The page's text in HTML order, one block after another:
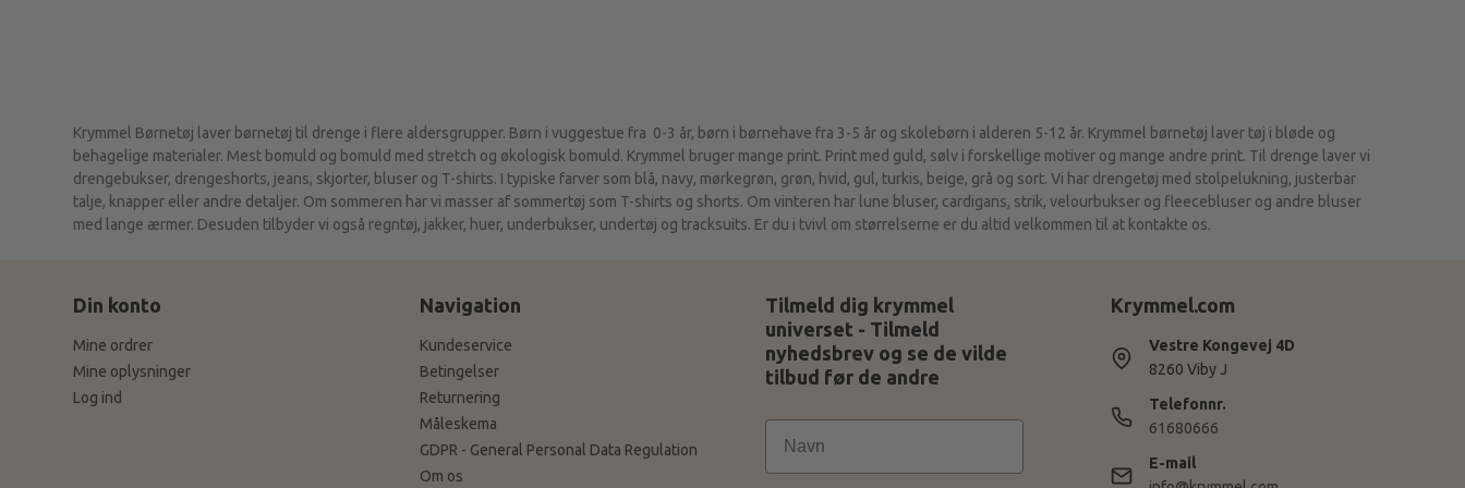
Krymmel Børnetøj laver børnetøj til drenge i flere aldersgrupper. Børn i vuggestue fra 0-3 år, børn i børnehave fra 3-5 år og skolebørn i alderen 5-12 år. Krymmel børnetøj laver tøj i bløde og
behagelige materialer. Mest bomuld og bomuld med stretch og økologisk bomuld. Krymmel bruger mange print. Print med guld, sølv i forskellige motiver og mange andre print. Til drenge laver vi
drengebukser, drengeshorts, jeans, skjorter, bluser og T-shirts. I typiske farver som blå, navy, mørkegrøn, grøn, hvid, gul, turkis, beige, grå og sort. Vi har drengetøj med stolpelukning, justerbar
talje, knapper eller andre detaljer. Om sommeren har vi masser af sommertøj som T-shirts og shorts. Om vinteren har lune bluser, cardigans, strik, velourbukser og fleecebluser og andre bluser
med lange ærmer. Desuden tilbyder vi også regntøj, jakker, huer, underbukser, undertøj og tracksuits. Er du i tvivl om størrelserne er du altid velkommen til at kontakte os.
Din konto
Mine ordrer
Mine oplysninger
Log ind
Navigation
Kundeservice
Betingelser
Returnering
Måleskema
GDPR - General Personal Data Regulation
Om os
Tilmeld dig krymmel
universet - Tilmeld
nyhedsbrev og se de vilde
tilbud før de andre
Krymmel.com
Vestre Kongevej 4D
8260 Viby J
Telefonnr.
61680666
E-mail